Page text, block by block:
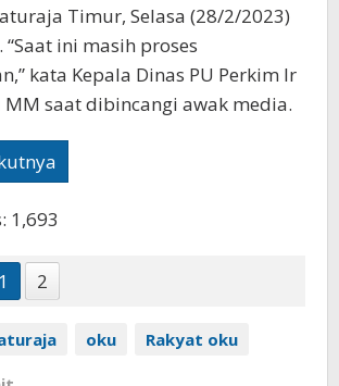
Timur, Selasa (28/2/2023)
ini masih proses
kata Kepala Dinas PU Perkim Ir
saat dibincangi awak media.
1,693
1 2
oku Rakyat oku